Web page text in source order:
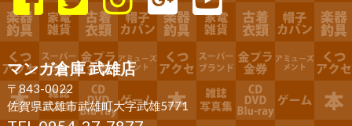
マンガ倉庫 武雄店
〒843-0022
佐賀県武雄市武雄町大字武雄5771